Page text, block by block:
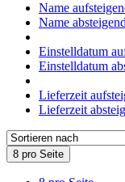
Name
Name absteigend
Einstelldatum
Einstelldatum
Lieferzeit
Lieferzeit
8 pro Seite